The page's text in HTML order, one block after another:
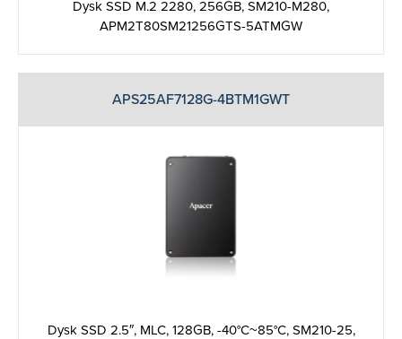
Dysk SSD M.2 2280, 256GB, SM210-M280,
APM2T80SM21256GTS-5ATMGW
APS25AF7128G-4BTM1GWT
Dysk SSD 2.5″, MLC, 128GB, -40°C~85°C, SM210-25,